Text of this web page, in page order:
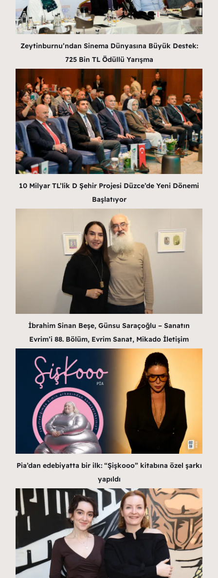
Zeytinburnu’ndan Sinema Dünyasına Büyük Destek:
725 Bin TL Ödüllü Yarışma
10 Milyar TL’lik D Şehir Projesi Düzce’de Yeni Dönemi
Başlatıyor
İbrahim Sinan Beşe, Günsu Saraçoğlu – Sanatın
Evrim’i 88. Bölüm, Evrim Sanat, Mikado İletişim
Pia’dan edebiyatta bir ilk: “Şişkooo” kitabına özel şarkı
yapıldı